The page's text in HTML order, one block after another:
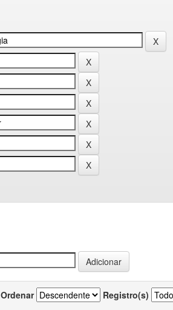
Ordenar Registro(s)